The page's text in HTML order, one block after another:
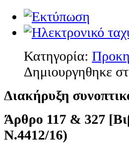
Κατηγορία:
Δημιουργηθηκε
Διακήρυξη
Άρθρο 117 & 327
Ν.4412/16)